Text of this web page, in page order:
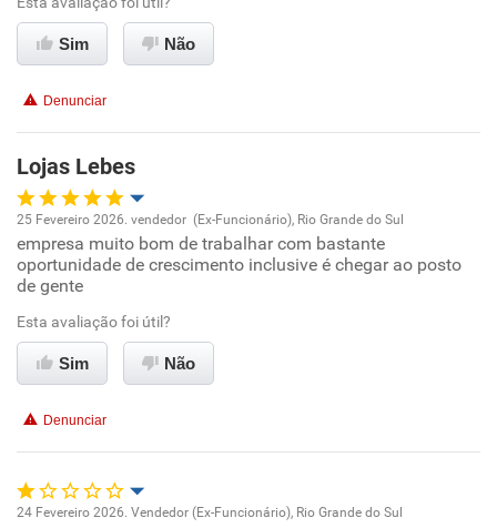
Conciliação com a vida familiar
Benefícios
Recomenda a diretoria
Sim Não
Denunciar
Lojas Lebes
Oportunidade de promoção
Ambiente de trabalho
Conciliação com a vida familiar
Recomenda a diretoria
25 Fevereiro 2026. vendedor (Ex-Funcionário), Rio Grande do Sul
empresa muito bom de trabalhar com bastante
oportunidade de crescimento inclusive é chegar ao posto
de gente
Esta avaliação foi útil?
Sim Não
Denunciar
24 Fevereiro 2026. Vendedor (Ex-Funcionário), Rio Grande do Sul